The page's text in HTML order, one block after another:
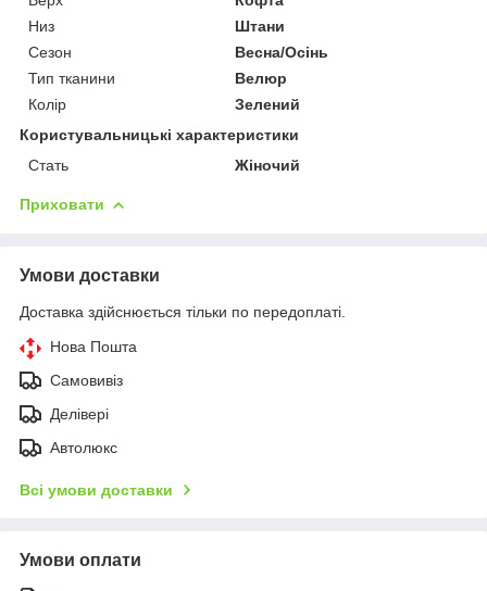
Низ
Штани
Сезон
Весна/Осінь
Тип тканини
Велюр
Колір
Зелений
Користувальницькі характеристики
Стать
Жіночий
Приховати
Умови доставки
Доставка здійснюється тільки по передоплаті.
Нова Пошта
Самовивіз
Делівері
Автолюкс
Всі умови доставки
Умови оплати